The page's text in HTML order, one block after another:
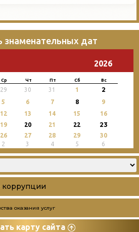
знаменательных дат
2026
Ср Чт Пт Сб Вс
29 30 31 1 2
5 6 7 8
9
12 13 14 15
16
19 20 21 22 23
26 27 28 29
30
2 3 4 5 6
коррупции
оказания услуг
карту сайта